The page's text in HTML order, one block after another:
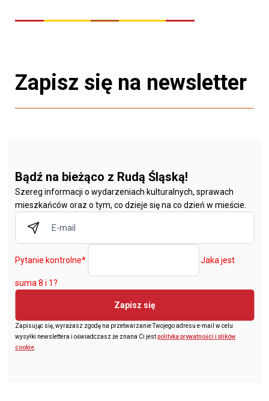
Zapisz się na newsletter
Bądź na bieżąco z Rudą Śląską!
Szereg informacji o wydarzeniach kulturalnych, sprawach
mieszkańców oraz o tym, co dzieje się na co dzień w mieście.
Pytanie kontrolne* Jaka jest
suma 8 i 1?
Zapisz się
Zapisując się, wyrażasz zgodę na przetwarzanie Twojego adresu e-mail w celu
wysyłki newslettera i oświadczasz że znana Ci jestpolityka prywatności i plików
cookie